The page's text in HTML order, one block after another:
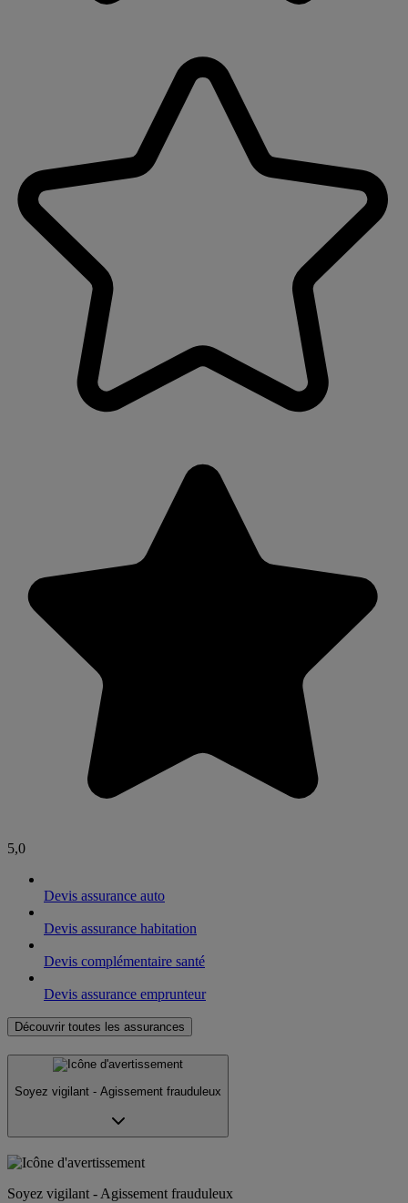
5,0
Devis assurance auto
Devis assurance habitation
Devis complémentaire santé
Devis assurance emprunteur
Découvrir toutes les assurances
Soyez vigilant - Agissement frauduleux
Soyez vigilant - Agissement frauduleux